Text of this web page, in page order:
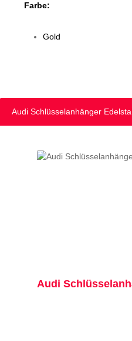
Farbe:
Gold
Audi Schlüsselanhänger
Audi